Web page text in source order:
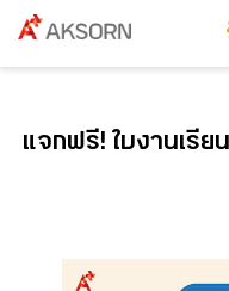
แจกฟรี! ใบงานเรีย